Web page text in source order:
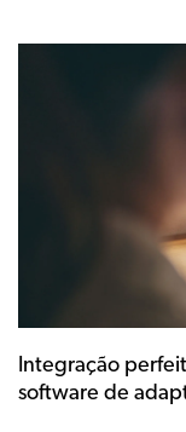
Integração
software de